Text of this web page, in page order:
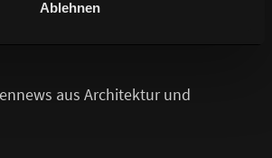
Ablehnen
aus Architektur und